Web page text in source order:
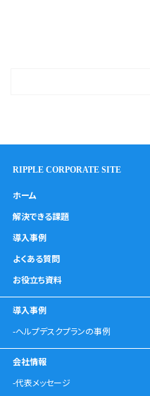
RIPPLE CORPORATE SITE
ホーム
解決できる課題
導入事例
よくある質問
お役立ち資料
導入事例
-ヘルプデスクプランの事例
会社情報
-代表メッセージ